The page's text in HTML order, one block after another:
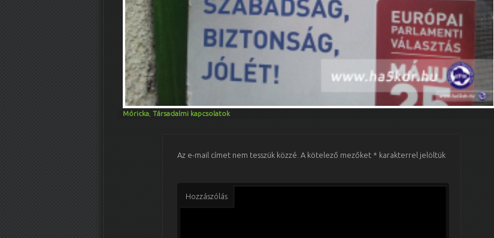
Móricka Társadalmi kapcsolatok
Az e-mail címet nem tesszük közzé. A kötelező mezőket * karakterrel jelöltük
Hozzászólás